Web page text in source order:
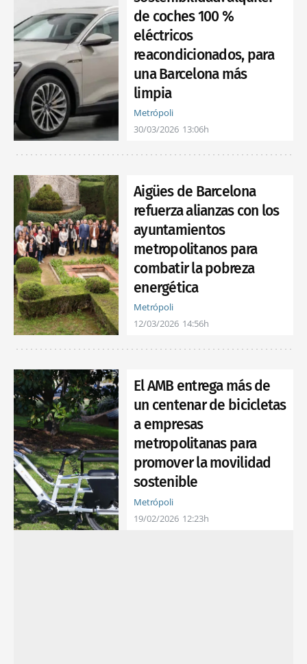
de coches 100 %
eléctricos
reacondicionados, para
una Barcelona más
limpia
Metrópoli
30/03/2026 13:06h
Aigües de Barcelona
refuerza alianzas con los
ayuntamientos
metropolitanos para
combatir la pobreza
energética
Metrópoli
12/03/2026 14:56h
El AMB entrega más de
un centenar de bicicletas
a empresas
metropolitanas para
promover la movilidad
sostenible
Metrópoli
19/02/2026 12:23h